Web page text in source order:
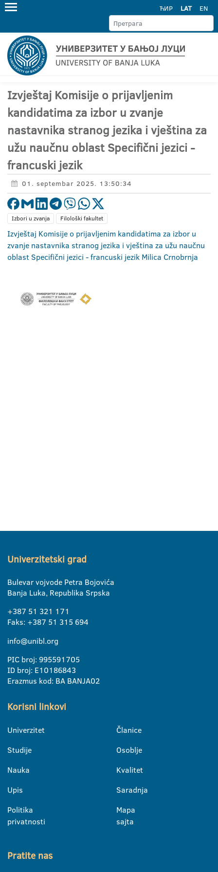
ЋИР LAT EN
Izvještaj Komisije o prijavljenim
kandidatima za izbor u zvanje
nastavnika stranog jezika i vještina za
užu naučnu oblast Specifični jezici -
francuski jezik
01. septembar 2025. 13:50:34
Izbori u zvanja Filološki fakultet
Izvještaj Komisije o prijavljenim kandidatima za izbor u
zvanje nastavnika stranog jezika i vještina za užu naučnu
oblast Specifični jezici - francuski jezik Milica Crnobrnja
Univerzitetski grad
Bulevar vojvode Petra Bojovića
Banja Luka, Republika Srpska
+387 51 321 171
Faks: +387 51 315 694
info@unibl.org
PIC broj: 995591705
ID broj: E10186843
Erazmus kod: BA BANJA02
Korisni linkovi
Univerzitet
Studije
Nauka
Upis
Politika
privatnosti
Članice
Osoblje
Kvalitet
Saradnja
Mapa
sajta
Pratite nas